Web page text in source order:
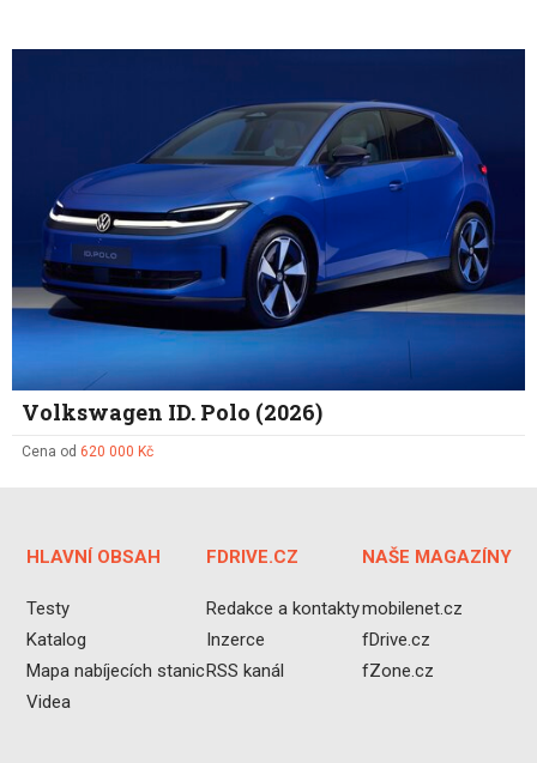
Volkswagen ID. Polo (2026)
Cena od 620 000 Kč
HLAVNÍ OBSAH
Testy
Katalog
Mapa nabíjecích stanic
Videa
FDRIVE.CZ
Redakce a kontakty
Inzerce
RSS kanál
NAŠE MAGAZÍNY
mobilenet.cz
fDrive.cz
fZone.cz